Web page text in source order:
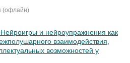
(офлайн)
и нейроупражнения как
взаимодействия,
возможностей у